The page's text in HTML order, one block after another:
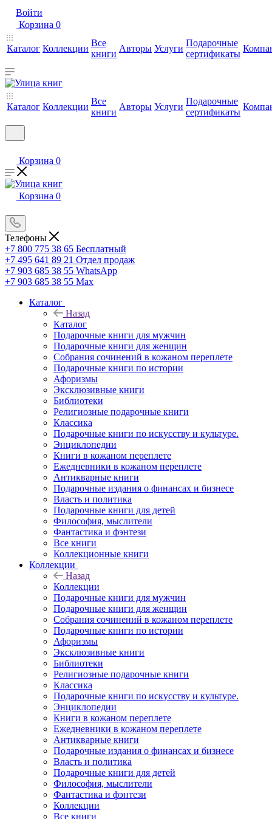
Войти
Корзина 0
Каталог Коллекции
Все
книги
Авторы Услуги
Подарочные
сертификаты
Каталог Коллекции
Все
книги
Авторы Услуги
Подарочные
сертификаты
Корзина 0
Корзина 0
Телефоны
+7 800 775 38 65 Бесплатный
+7 495 641 89 21 Отдел продаж
+7 903 685 38 55 WhatsApp
+7 903 685 38 55 Max
Каталог
Назад
Каталог
Подарочные книги для мужчин
Подарочные книги для женщин
Собрания сочинений в кожаном переплете
Подарочные книги по истории
Афоризмы
Эксклюзивные книги
Библиотеки
Религиозные подарочные книги
Классика
Подарочные книги по искусству и культуре.
Энциклопедии
Книги в кожаном переплете
Ежедневники в кожаном переплете
Антикварные книги
Подарочные издания о финансах и бизнесе
Власть и политика
Подарочные книги для детей
Философия, мыслители
Фантастика и фэнтези
Все книги
Коллекционные книги
Коллекции
Назад
Коллекции
Подарочные книги для мужчин
Подарочные книги для женщин
Собрания сочинений в кожаном переплете
Подарочные книги по истории
Афоризмы
Эксклюзивные книги
Библиотеки
Религиозные подарочные книги
Классика
Подарочные книги по искусству и культуре.
Энциклопедии
Книги в кожаном переплете
Ежедневники в кожаном переплете
Антикварные книги
Подарочные издания о финансах и бизнесе
Власть и политика
Подарочные книги для детей
Философия, мыслители
Фантастика и фэнтези
Коллекции
Все книги